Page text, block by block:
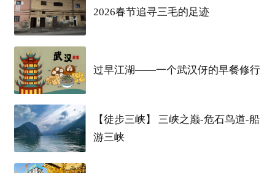
2026春节追寻三毛的足迹
过早江湖——一个武汉伢的早餐修行
【徒步三峡】 三峡之巅-危石鸟道-船
游三峡